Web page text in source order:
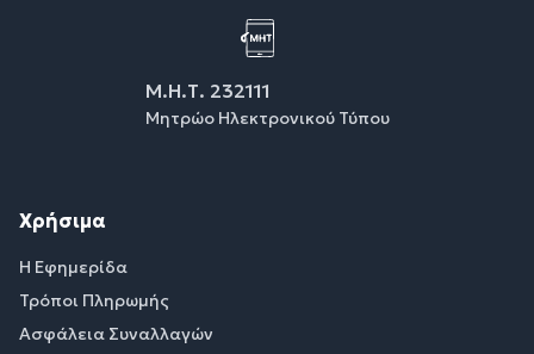
Μ.Η.Τ. 232111
Μητρώο Ηλεκτρονικού Τύπου
Χρήσιμα
Η Εφημερίδα
Τρόποι Πληρωμής
Ασφάλεια Συναλλαγών